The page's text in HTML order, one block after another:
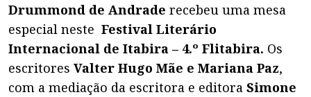
Drummond de Andrade recebeu uma mesa
especial neste Festival Literário
Internacional de Itabira – 4.º Flitabira. Os
escritores Valter Hugo Mãe e Mariana Paz,
com a mediação da escritora e editora Simone